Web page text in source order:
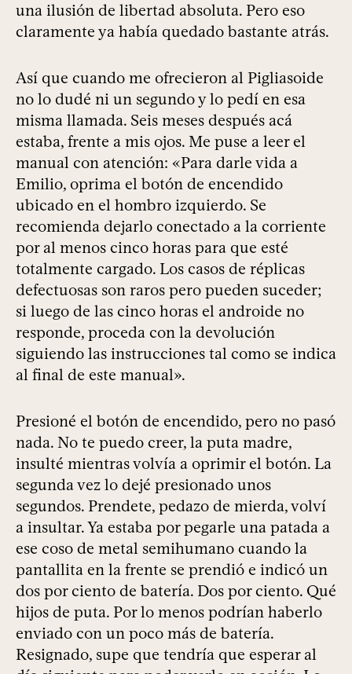
una ilusión de libertad absoluta. Pero eso
claramente ya había quedado bastante atrás.
Así que cuando me ofrecieron al Pigliasoide
no lo dudé ni un segundo y lo pedí en esa
misma llamada. Seis meses después acá
estaba, frente a mis ojos. Me puse a leer el
manual con atención: «Para darle vida a
Emilio, oprima el botón de encendido
ubicado en el hombro izquierdo. Se
recomienda dejarlo conectado a la corriente
por al menos cinco horas para que esté
totalmente cargado. Los casos de réplicas
defectuosas son raros pero pueden suceder;
si luego de las cinco horas el androide no
responde, proceda con la devolución
siguiendo las instrucciones tal como se indica
al final de este manual».
Presioné el botón de encendido, pero no pasó
nada. No te puedo creer, la puta madre,
insulté mientras volvía a oprimir el botón. La
segunda vez lo dejé presionado unos
segundos. Prendete, pedazo de mierda, volví
a insultar. Ya estaba por pegarle una patada a
ese coso de metal semihumano cuando la
pantallita en la frente se prendió e indicó un
dos por ciento de batería. Dos por ciento. Qué
hijos de puta. Por lo menos podrían haberlo
enviado con un poco más de batería.
Resignado, supe que tendría que esperar al